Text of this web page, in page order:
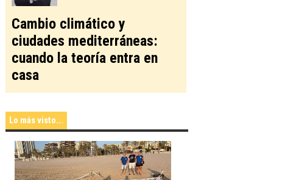
Cambio climático y
ciudades mediterráneas:
cuando la teoría entra en
casa
Lo más visto...